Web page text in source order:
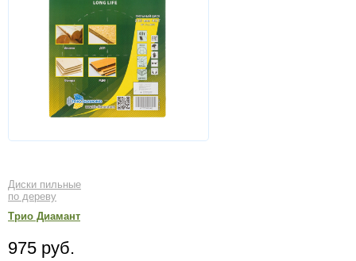
Диски пильные
по дереву
Трио Диамант
975 руб.